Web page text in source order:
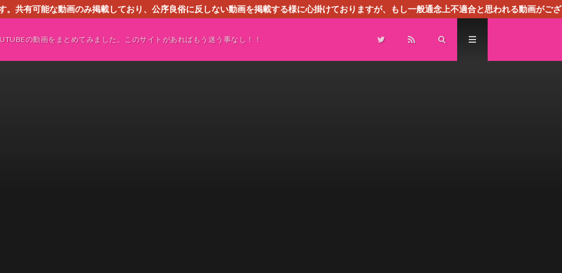
共有可能な動画のみ掲載しており、公序良俗に反しない動画を掲載する様に心掛けておりますが、もし一般通念上不適合と思われる動画がござ
の動画をまとめてみました。このサイトがあればもう迷う事なし！！